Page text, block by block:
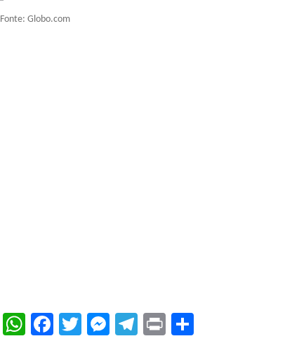
Fonte: Globo.com
WhatsApp
Facebook
TwitterMessenger
Telegram
Print